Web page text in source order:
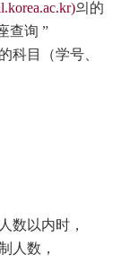
의的
查询 ”
科目（学号、
数以内时，
人数，